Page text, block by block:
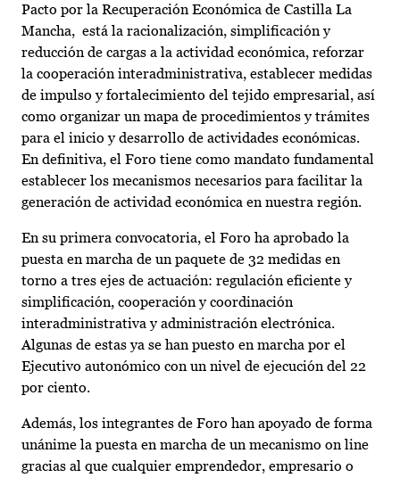
Pacto por la Recuperación Económica de Castilla La
Mancha, está la racionalización, simplificación y
reducción de cargas a la actividad económica, reforzar
la cooperación interadministrativa, establecer medidas
de impulso y fortalecimiento del tejido empresarial, así
como organizar un mapa de procedimientos y trámites
para el inicio y desarrollo de actividades económicas.
En definitiva, el Foro tiene como mandato fundamental
establecer los mecanismos necesarios para facilitar la
generación de actividad económica en nuestra región.
En su primera convocatoria, el Foro ha aprobado la
puesta en marcha de un paquete de 32 medidas en
torno a tres ejes de actuación: regulación eficiente y
simplificación, cooperación y coordinación
interadministrativa y administración electrónica.
Algunas de estas ya se han puesto en marcha por el
Ejecutivo autonómico con un nivel de ejecución del 22
por ciento.
Además, los integrantes de Foro han apoyado de forma
unánime la puesta en marcha de un mecanismo on line
gracias al que cualquier emprendedor, empresario o